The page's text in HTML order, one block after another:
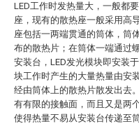
LED工作时发热量大，一般都
座，现有的散热座一般采用高
座包括一两端贯通的筒体，筒
布的散热片；在筒体一端通过
安装台，LED发光模块即安装
块工作时产生的大量热量由安
经由筒体上的散热片散发出去
有有限的接触面，而且又是两
使得热量不易从安装台传递至